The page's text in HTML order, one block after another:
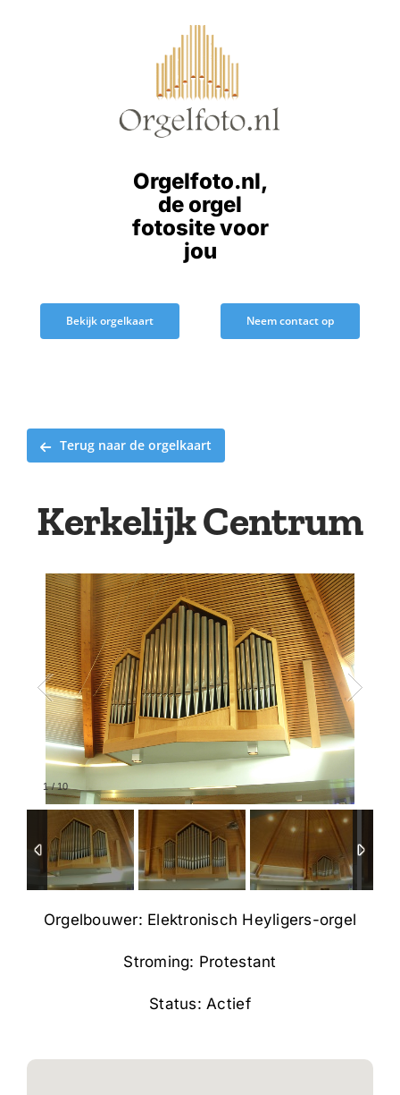
Orgelfoto.nl,
de orgel
fotosite voor
jou
Bekijk orgelkaart Neem contact op
Terug naar de orgelkaart
Kerkelijk Centrum
2/10
Orgelbouwer: Elektronisch Heyligers-orgel
Stroming: Protestant
Status: Actief